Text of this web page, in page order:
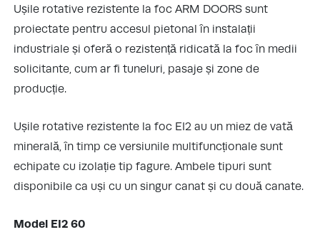
Ușile rotative rezistente la foc ARM DOORS sunt
proiectate pentru accesul pietonal în instalații
industriale și oferă o rezistență ridicată la foc în medii
solicitante, cum ar fi tuneluri, pasaje și zone de
producție.
Ușile rotative rezistente la foc EI2 au un miez de vată
minerală, în timp ce versiunile multifuncționale sunt
echipate cu izolație tip fagure. Ambele tipuri sunt
disponibile ca uși cu un singur canat și cu două canate.
Model EI2 60